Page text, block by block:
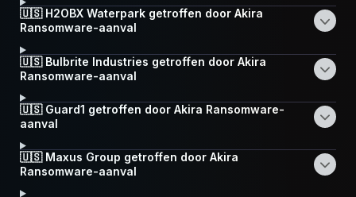
🇺🇸 H2OBX Waterpark getroffen door Akira
Ransomware-aanval
🇺🇸 Bulbrite Industries getroffen door Akira
Ransomware-aanval
🇺🇸 Guard1 getroffen door Akira Ransomware-
aanval
🇺🇸 Maxus Group getroffen door Akira
Ransomware-aanval